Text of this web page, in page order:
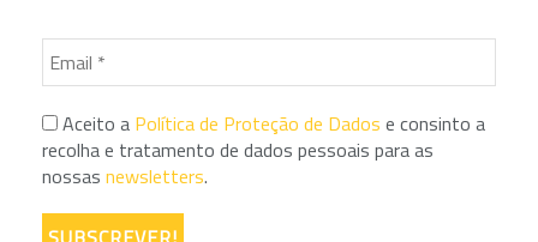
Aceito a Política de Proteção de Dados e consinto a
recolha e tratamento de dados pessoais para as
nossas newsletters.